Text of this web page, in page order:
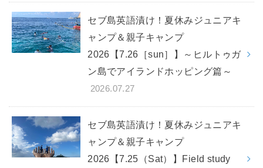
セブ島英語漬け！夏休みジュニアキ
ャンプ＆親子キャンプ
2026【7.26［sun］】～ヒルトゥガ
ン島でアイランドホッピング篇～
2026.07.27
セブ島英語漬け！夏休みジュニアキ
ャンプ＆親子キャンプ
2026【7.25（Sat）】Field study